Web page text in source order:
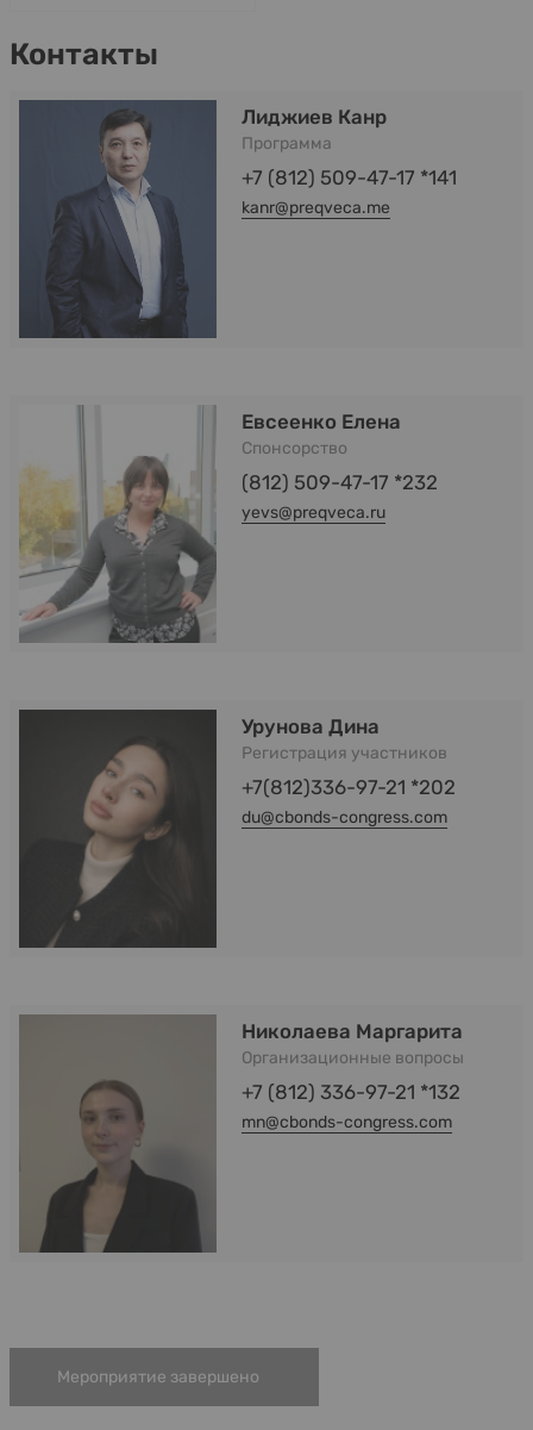
Контакты
Лиджиев Канр
Программа
+7 (812) 509-47-17 *141
kanr@preqveca.me
Евсеенко Елена
Спонсорство
(812) 509-47-17 *232
yevs@preqveca.ru
Урунова Дина
Регистрация участников
+7(812)336-97-21 *202
du@cbonds-congress.com
Николаева Маргарита
Организационные вопросы
+7 (812) 336-97-21 *132
mn@cbonds-congress.com
Мероприятие завершено